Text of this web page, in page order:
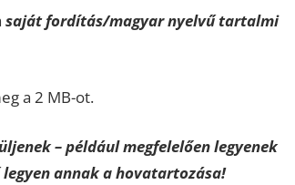
saját fordítás/magyar nyelvű tartalmi
a 2 MB-ot.
– például megfelelően legyenek
annak a hovatartozása!